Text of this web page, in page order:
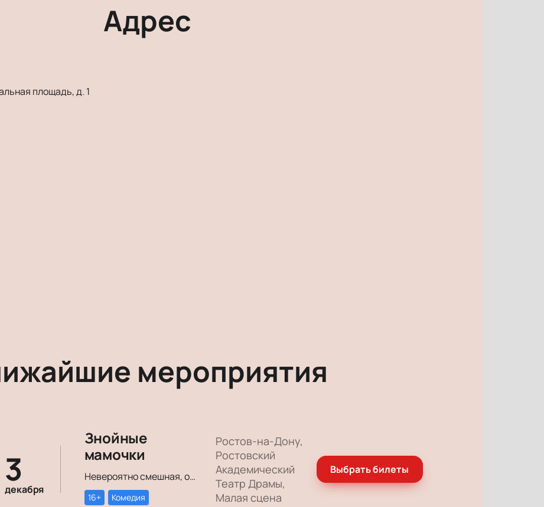
Адрес
площадь, д. 1
мероприятия
3
декабря
Знойные
мамочки
Невероятно смешная, озорная, зажигательная комедия – о том, как две прекрасные леди степенного возраста вовсе не торопятся остепеняться, и подают своим уже взрослым детям отличный пример, как жить на полную катушку.
16+ Комедия
Ростов-на-Дону,
Ростовский
Академический
Театр Драмы,
Малая сцена
Выбрать билеты